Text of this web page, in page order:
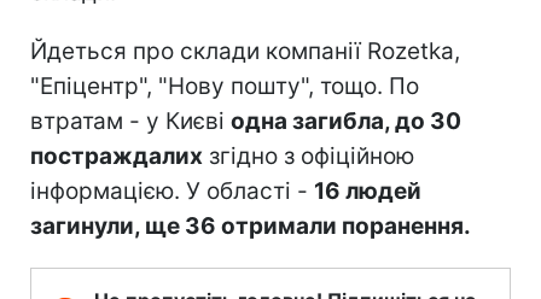
Йдеться про склади компанії Rozetka,
"Епіцентр", "Нову пошту", тощо. По
втратам - у Києві одна загибла, до 30
постраждалих згідно з офіційною
інформацією. У області - 16 людей
загинули, ще 36 отримали поранення.